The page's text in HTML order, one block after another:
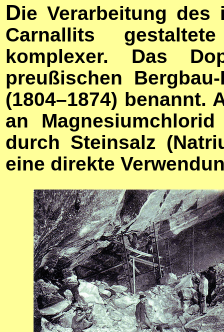
Die Verarbeitung des
Carnallits
komplexer. Das
preußischen
(1804–1874) benannt.
an
durch Steinsalz
eine direkte